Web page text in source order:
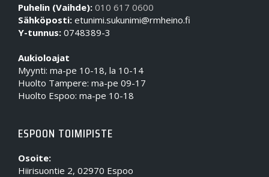
Puhelin (Vaihde): 010 617 0600
Sähköposti: etunimi.sukunimi@rmheino.fi
Y-tunnus: 0748389-3
Aukioloajat
Myynti: ma-pe 10-18, la 10-14
Huolto Tampere: ma-pe 09-17
Huolto Espoo: ma-pe 10-18
ESPOON TOIMIPISTE
Osoite:
Hiirisuontie 2, 02970 Espoo